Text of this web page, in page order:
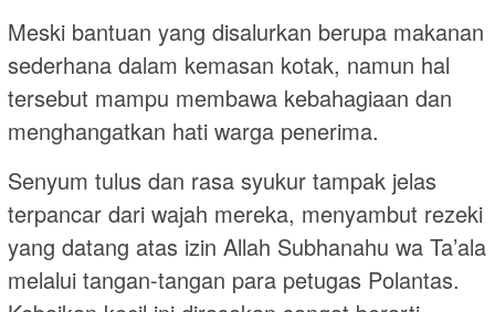
Meski bantuan yang disalurkan berupa makanan
sederhana dalam kemasan kotak, namun hal
tersebut mampu membawa kebahagiaan dan
menghangatkan hati warga penerima.
Senyum tulus dan rasa syukur tampak jelas
terpancar dari wajah mereka, menyambut rezeki
yang datang atas izin Allah Subhanahu wa Ta’ala
melalui tangan-tangan para petugas Polantas.